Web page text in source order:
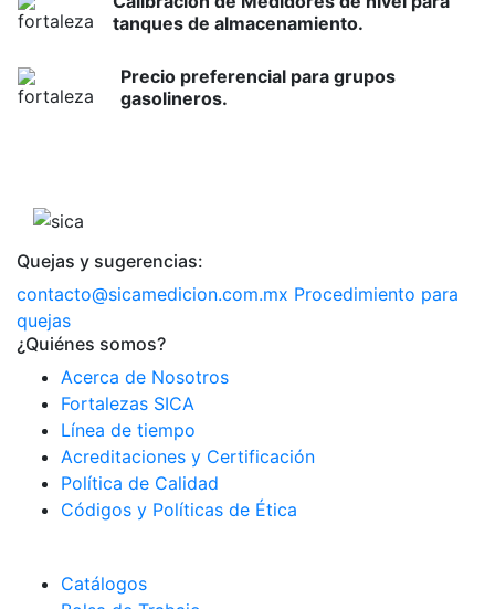
tanques de almacenamiento.
Precio preferencial para grupos
gasolineros.
Quejas y sugerencias:
contacto@sicamedicion.com.mx Procedimiento para
quejas
¿Quiénes somos?
Acerca de Nosotros
Fortalezas SICA
Línea de tiempo
Acreditaciones y Certificación
Política de Calidad
Códigos y Políticas de Ética
Catálogos